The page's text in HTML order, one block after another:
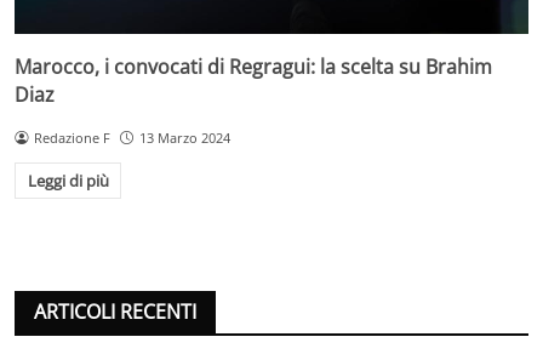
Marocco, i convocati di Regragui: la scelta su Brahim
Diaz
Redazione F 13 Marzo 2024
Leggi di più
ARTICOLI RECENTI